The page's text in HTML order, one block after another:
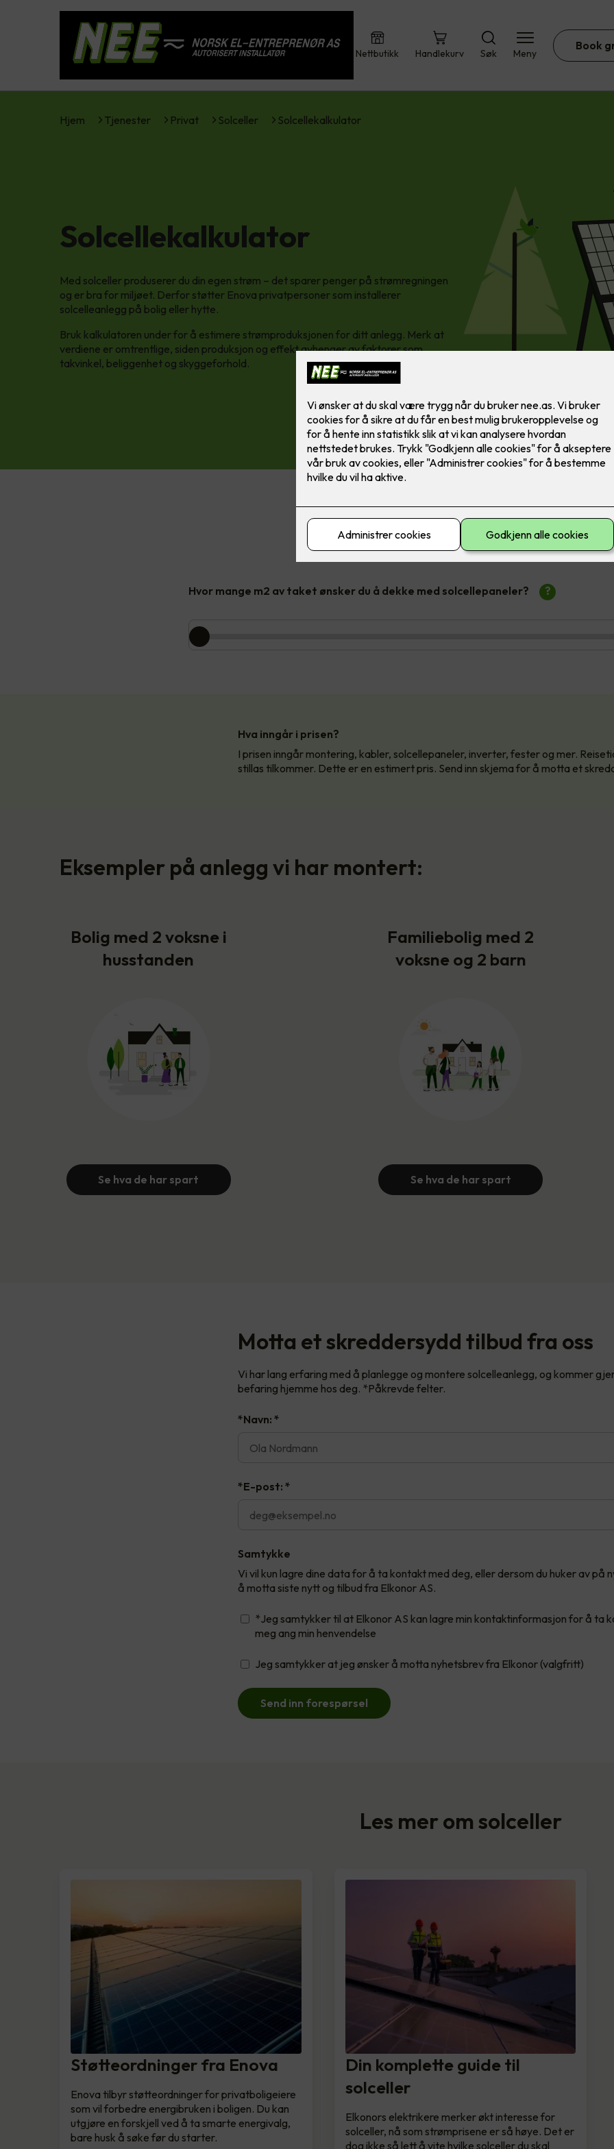
Nettbutikk Handlekurv Søk Meny
Book
Hjem Tjenester Privat Solceller Solcellekalkulator
Solcellekalkulator
Med solceller produserer du din egen strøm – det sparer penger på strømregningen
og er bra for miljøet. Derfor støtter Enova privatpersoner som installerer
solcelleanlegg på bolig eller hytte.
Bruk kalkulatoren under for å estimere strømproduksjonen for ditt anlegg. Merk at
verdiene er omtrentlige, siden produksjon og effekt avhenger av faktorer som
takvinkel, beliggenhet og skyggeforhold.
Beregn pris på solceller
Hvor mange m2 av taket ønsker du å dekke med solcellepaneler? ?
Hva inngår i prisen?
I prisen inngår montering, kabler, solcellepaneler, inverter, fester og mer.
stillas tilkommer. Dette er en estimert pris. Send inn skjema for å motta et
Eksempler på anlegg vi har montert:
Bolig med 2 voksne i
husstanden
Se hva de har spart
Familiebolig med 2
voksne og 2 barn
Se hva de har spart
Motta et skreddersydd tilbud fra oss
Vi har lang erfaring med å planlegge og montere solcelleanlegg, og kommer
befaring hjemme hos deg. *Påkrevde felter.
*Navn: *
*E-post: *
Samtykke
Vi vil kun lagre dine data for å ta kontakt med deg, eller dersom du huker av på
å motta siste nytt og tilbud fra Elkonor AS.
*Jeg samtykker til at Elkonor AS kan lagre min kontaktinformasjon for å ta
meg ang min henvendelse
Jeg samtykker at jeg ønsker å motta nyhetsbrev fra Elkonor (valgfritt)
Send inn forespørsel
Les mer om solceller
Støtteordninger fra Enova
Enova tilbyr støtteordninger for privatboligeiere
som vil forbedre energibruken i boligen. Du kan
utgjøre en forskjell ved å ta smarte energivalg,
bare husk å søke før du starter.
Din komplette guide til
solceller
Elkonors elektrikere merker økt interesse for
solceller, nå som strømprisene er så høye. Det er
dog ikke så lett å vite hvilke solceller du skal